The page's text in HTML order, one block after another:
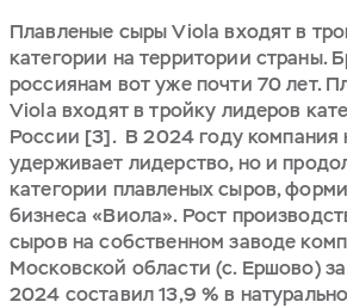
Плавленые сыры Viola входят в
категории на территории страны.
россиянам вот уже почти 70 лет.
Viola входят в тройку лидеров
России [3]. В 2024 году компания
удерживает лидерство, но и
категории плавленых сыров,
бизнеса «Виола». Рост
сыров на собственном заводе
Московской области (с. Ершово)
2024 составил 13,9 % в